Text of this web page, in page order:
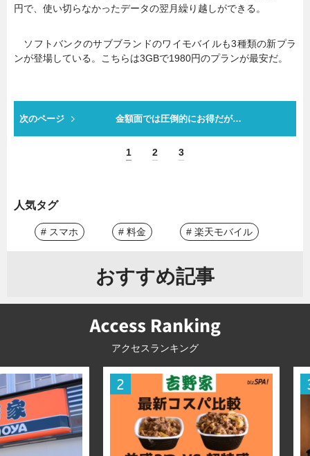
円で、使い切らなかったデータの翌月繰り越しができる。
ソフトバンクのサブブランドのワイモバイルも3種類の新プラ
ンが登場している。こちらは3GBで1980円のプランが最安だ。
次のページ 金額面では圧倒的にお得だが…
1 2 3
人気タグ
# スマホ # 料金 # 楽天モバイル
おすすめ記事
アクセスランキング